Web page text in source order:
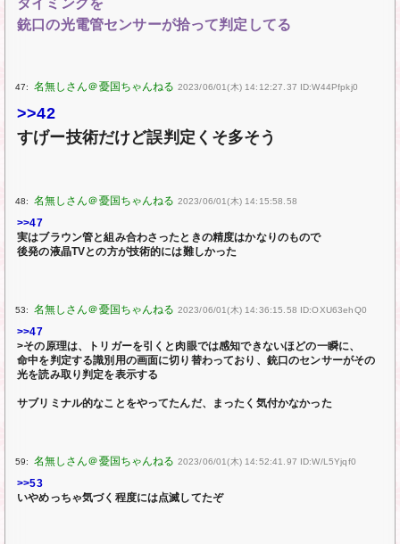
タイミングを
銃口の光電管センサーが拾って判定してる
47: 2023/06/01(木) 14:12:27.37 ID:W44Pfpkj0
>>42
すげー技術だけど誤判定くそ多そう
48: 2023/06/01(木) 14:15:58.58
>>47
実はブラウン管と組み合わさったときの精度はかなりのもので
後発の液晶TVとの方が技術的には難しかった
53: 2023/06/01(木) 14:36:15.58 ID:OXU63ehQ0
>>47
>その原理は、トリガーを引くと肉眼では感知できないほどの一瞬に、
命中を判定する識別用の画面に切り替わっており、銃口のセンサーがその
光を読み取り判定を表示する
サブリミナル的なことをやってたんだ、まったく気付かなかった
59: 2023/06/01(木) 14:52:41.97 ID:W/L5Yjqf0
>>53
いやめっちゃ気づく程度には点滅してたぞ